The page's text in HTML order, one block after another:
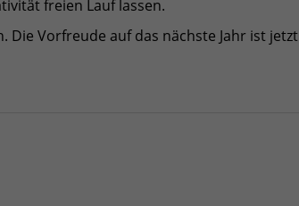
freien Lauf lassen.
Die Vorfreude auf das nächste Jahr ist jetzt